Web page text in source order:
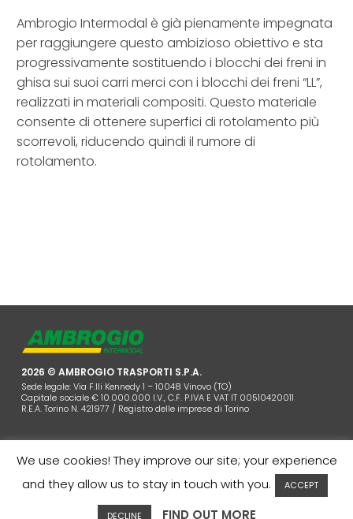
Ambrogio Intermodal è già pienamente impegnata
per raggiungere questo ambizioso obiettivo e sta
progressivamente sostituendo i blocchi dei freni in
ghisa sui suoi carri merci con i blocchi dei freni “LL”,
realizzati in materiali compositi. Questo materiale
consente di ottenere superfici di rotolamento più
scorrevoli, riducendo quindi il rumore di
rotolamento.
2026 © AMBROGIO TRASPORTI S.P.A.
Sede legale: Via F.lli Kennedy 1 – 10048 Vinovo (TO)
Capitale sociale € 10.000.000 I.V., C.F. P.IVA E VAT IT 00510420011
R.E.A. Torino N. 421977 / Registro delle imprese di Torino
AZIENDA COOKIES POLICY PRIVACY CONTATTI
WHISTLEBLOWING
We use cookies! They improve our site; your experience
and they allow us to stay in touch with you.
ACCEPT
DECLINE FIND OUT MORE